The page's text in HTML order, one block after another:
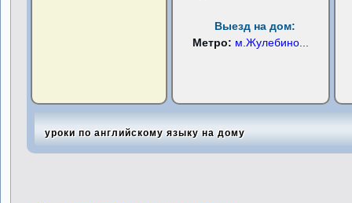
Выезд на дом:
Метро: м.Жулебино
уроки по английскому языку на дому